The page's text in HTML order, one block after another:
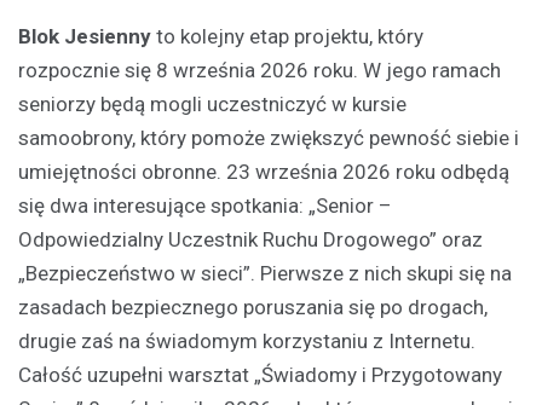
Blok Jesienny to kolejny etap projektu, który
rozpocznie się 8 września 2026 roku. W jego ramach
seniorzy będą mogli uczestniczyć w kursie
samoobrony, który pomoże zwiększyć pewność siebie i
umiejętności obronne. 23 września 2026 roku odbędą
się dwa interesujące spotkania: „Senior –
Odpowiedzialny Uczestnik Ruchu Drogowego” oraz
„Bezpieczeństwo w sieci”. Pierwsze z nich skupi się na
zasadach bezpiecznego poruszania się po drogach,
drugie zaś na świadomym korzystaniu z Internetu.
Całość uzupełni warsztat „Świadomy i Przygotowany